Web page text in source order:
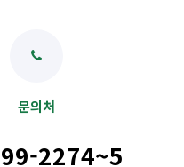
문의처
2274~5